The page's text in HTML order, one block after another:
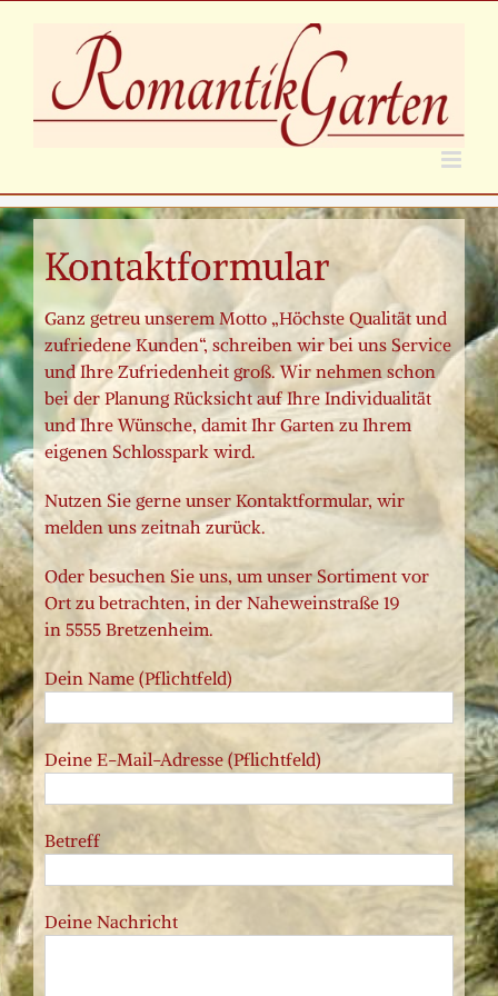
Kontaktformular
Ganz getreu unserem Motto „Höchste Qualität und
zufriedene Kunden“, schreiben wir bei uns Service
und Ihre Zufriedenheit groß. Wir nehmen schon
bei der Planung Rücksicht auf Ihre Individualität
und Ihre Wünsche, damit Ihr Garten zu Ihrem
eigenen Schlosspark wird.
Nutzen Sie gerne unser Kontaktformular, wir
melden uns zeitnah zurück.
Oder besuchen Sie uns, um unser Sortiment vor
Ort zu betrachten, in der Naheweinstraße 19
in 5555 Bretzenheim.
Dein Name (Pflichtfeld)
Deine E-Mail-Adresse (Pflichtfeld)
Betreff
Deine Nachricht